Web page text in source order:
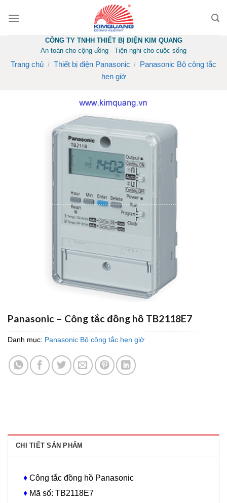
CÔNG TY TNHH THIẾT BỊ ĐIỆN KIM QUANG
An toàn cho cộng đồng - Tiện nghi cho cuộc sống
Trang chủ / Thiết bị điện Panasonic / Panasonic Bộ công tắc
hẹn giờ
Panasonic – Công tắc đồng hồ TB2118E7
Danh mục: Panasonic Bộ công tắc hẹn giờ
CHI TIẾT SẢN PHẨM
♦ Công tắc đồng hồ Panasonic
♦ Mã số: TB2118E7